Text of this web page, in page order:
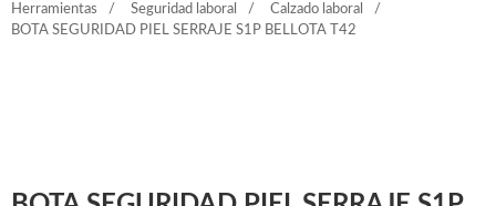
Herramientas Seguridad laboral
Calzado laboral
BOTA SEGURIDAD PIEL SERRAJE S1P BELLOTA T42